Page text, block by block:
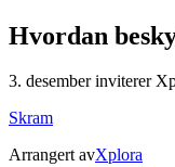
Hvordan
3. desember inviterer
Skram
Arrangert avXplora